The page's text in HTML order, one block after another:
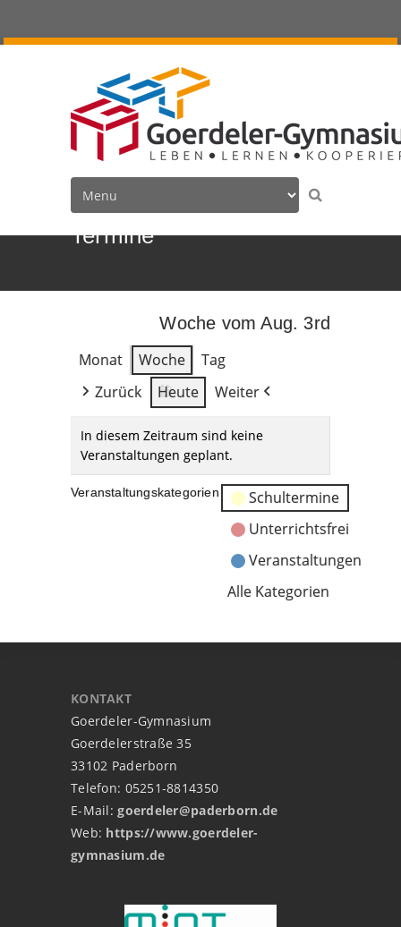
Termine
Woche vom Aug. 3rd
Monat
Woche
Tag
Zurück
Heute Weiter
In diesem Zeitraum sind keine
Veranstaltungen geplant.
Veranstaltungskategorien
Schultermine
Unterrichtsfrei
Veranstaltungen
Alle Kategorien
KONTAKT
Goerdeler-Gymnasium
Goerdelerstraße 35
33102 Paderborn
Telefon: 05251-8814350
E-Mail:goerdeler@paderborn.de
Web: https://www.goerdeler-
gymnasium.de